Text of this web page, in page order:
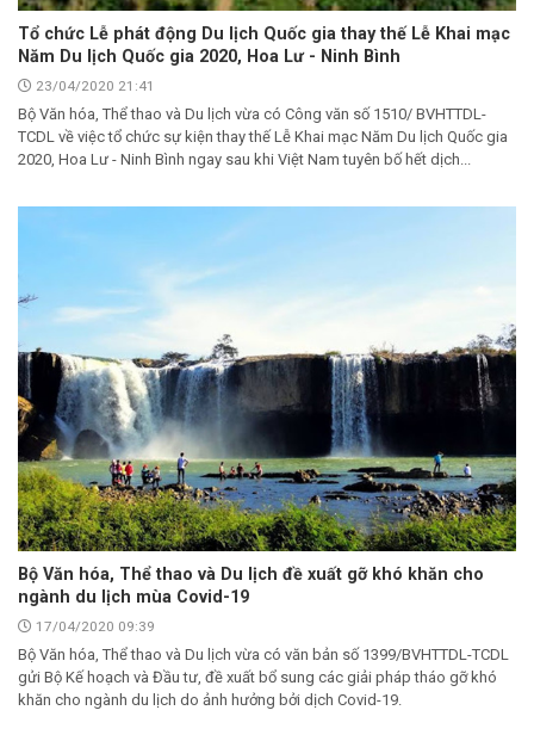
Tổ chức Lễ phát động Du lịch Quốc gia thay thế Lễ Khai mạc
Năm Du lịch Quốc gia 2020, Hoa Lư - Ninh Bình
23/04/2020 21:41
Bộ Văn hóa, Thể thao và Du lịch vừa có Công văn số 1510/ BVHTTDL-
TCDL về việc tổ chức sự kiện thay thế Lễ Khai mạc Năm Du lịch Quốc gia
2020, Hoa Lư - Ninh Bình ngay sau khi Việt Nam tuyên bố hết dịch...
Bộ Văn hóa, Thể thao và Du lịch đề xuất gỡ khó khăn cho
ngành du lịch mùa Covid-19
17/04/2020 09:39
Bộ Văn hóa, Thể thao và Du lịch vừa có văn bản số 1399/BVHTTDL-TCDL
gửi Bộ Kế hoạch và Đầu tư, đề xuất bổ sung các giải pháp tháo gỡ khó
khăn cho ngành du lịch do ảnh hưởng bởi dịch Covid-19.